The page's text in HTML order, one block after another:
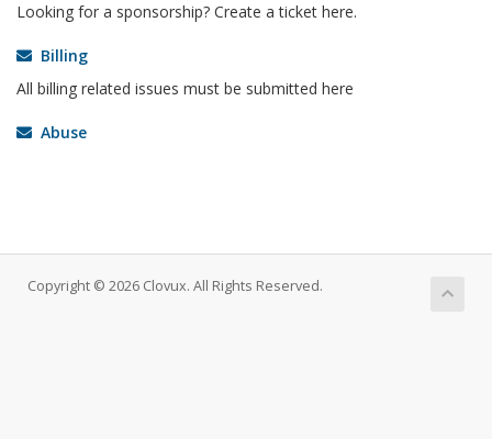
Looking for a sponsorship? Create a ticket here.
Billing
All billing related issues must be submitted here
Abuse
Copyright © 2026 Clovux. All Rights Reserved.